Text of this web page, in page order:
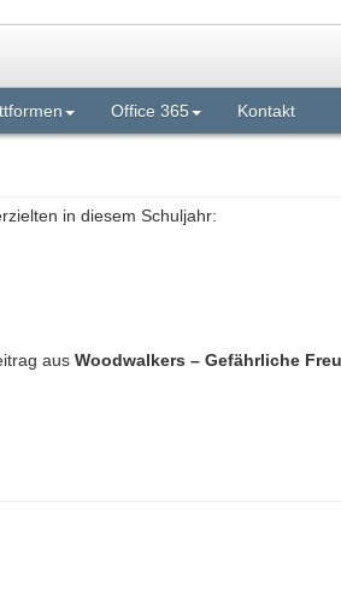
Office 365 Kontakt
in diesem Schuljahr:
aus Woodwalkers – Gefährliche